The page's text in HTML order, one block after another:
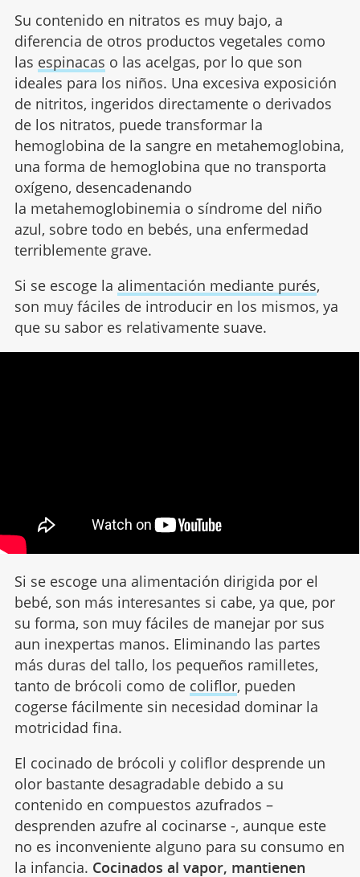
Su contenido en nitratos es muy bajo, a
diferencia de otros productos vegetales como
las espinacas o las acelgas, por lo que son
ideales para los niños. Una excesiva exposición
de nitritos, ingeridos directamente o derivados
de los nitratos, puede transformar la
hemoglobina de la sangre en metahemoglobina,
una forma de hemoglobina que no transporta
oxígeno, desencadenando
la metahemoglobinemia o síndrome del niño
azul, sobre todo en bebés, una enfermedad
terriblemente grave.
Si se escoge la alimentación mediante purés,
son muy fáciles de introducir en los mismos, ya
que su sabor es relativamente suave.
Si se escoge una alimentación dirigida por el
bebé, son más interesantes si cabe, ya que, por
su forma, son muy fáciles de manejar por sus
aun inexpertas manos. Eliminando las partes
más duras del tallo, los pequeños ramilletes,
tanto de brócoli como de coliflor, pueden
cogerse fácilmente sin necesidad dominar la
motricidad fina.
El cocinado de brócoli y coliflor desprende un
olor bastante desagradable debido a su
contenido en compuestos azufrados –
desprenden azufre al cocinarse -, aunque este
no es inconveniente alguno para su consumo en
la infancia. Cocinados al vapor, mantienen